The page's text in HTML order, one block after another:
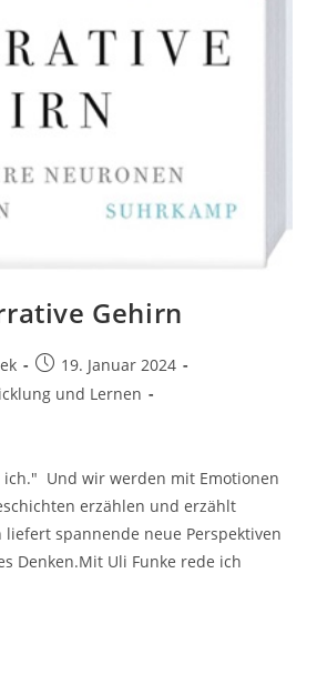
Gehirn
Beitrag
veröffentlicht:
19. Januar 2024
und Lernen
ich." Und wir werden mit Emotionen
erzählen und erzählt
liefert spannende neue Perspektiven
Denken.Mit Uli Funke rede ich